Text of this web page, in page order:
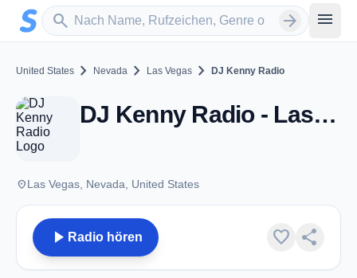
Zum Hauptinhalt springen
search
Sender suchen arrow_forward menu
United States chevron_right Nevada chevron_right Las Vegas chevron_right DJ Kenny Radio
DJ Kenny Radio - Las Vegas, NV
placeLas Vegas, Nevada, United States
play_arrow Radio hören favorite share